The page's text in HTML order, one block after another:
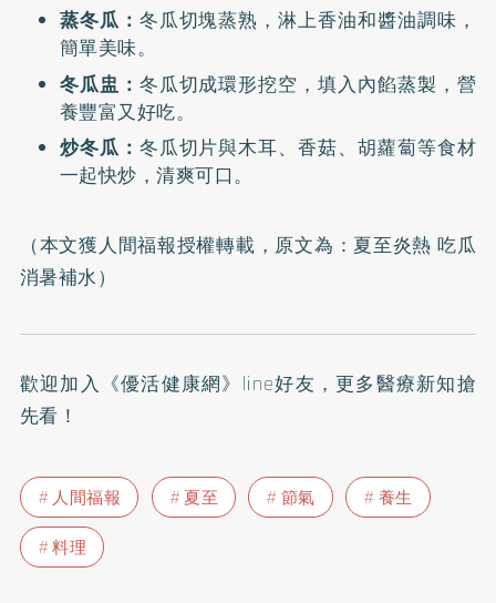
蒸冬瓜： 冬瓜切塊蒸熟，淋上香油和醬油調味，
簡單美味。
冬瓜盅： 冬瓜切成環形挖空，填入內餡蒸製，營
養豐富又好吃。
炒冬瓜： 冬瓜切片與木耳、香菇、胡蘿蔔等食材
一起快炒，清爽可口。
（本文獲人間福報授權轉載，原文為：夏至炎熱 吃瓜
消暑補水）
歡迎加入 《優活健康網》line好友 ，更多醫療新知搶
先看！
人間福報 夏至 節氣
養生
料理